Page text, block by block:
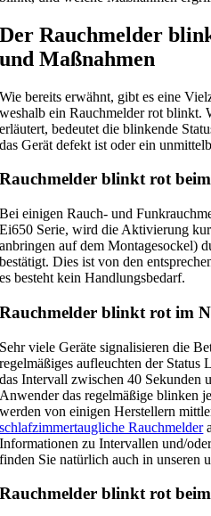
Der Rauchmelder
und Maßnahmen
Wie bereits erwähnt, gibt es eine
weshalb ein Rauchmelder rot blinkt.
erläutert, bedeutet die blinkende
das Gerät defekt ist oder ein
Rauchmelder blinkt rot
Bei einigen Rauch- und
Ei650 Serie, wird die Aktivierung
anbringen auf dem Montagesockel)
bestätigt. Dies ist von den
es besteht kein Handlungsbedarf.
Rauchmelder blinkt rot im
Sehr viele Geräte signalisieren die
regelmäßiges aufleuchten der
das Intervall zwischen 40 Sekunden
Anwender das regelmäßige blinken
werden von einigen Herstellern
schlafzimmertaugliche Rauchmelder
Informationen zu Intervallen und/
finden Sie natürlich auch in unseren
Rauchmelder blinkt rot